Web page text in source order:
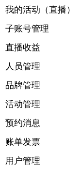
我的活动（直播）
子账号管理
直播收益
人员管理
品牌管理
活动管理
预约消息
账单发票
用户管理